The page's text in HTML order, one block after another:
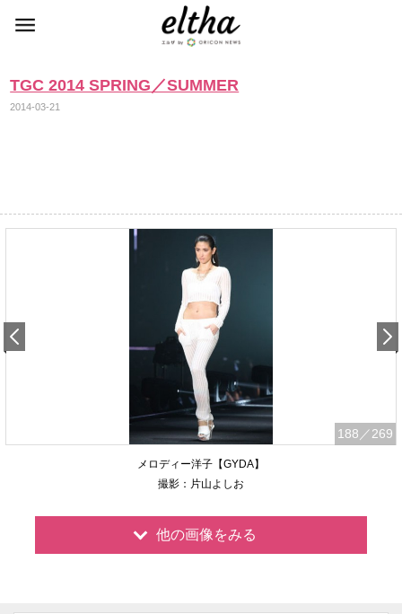
TGC 2014 SPRING／SUMMER
2014-03-21
188 ／269
メロディー洋子【GYDA】
撮影：片山よしお
他の画像をみる